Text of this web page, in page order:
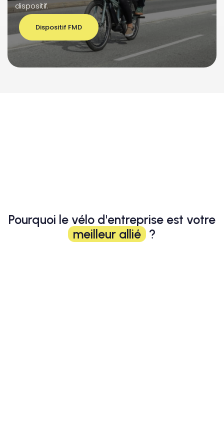
dispositif.
Dispositif FMD
Pourquoi le vélo d'entreprise est votre
meilleur allié ?